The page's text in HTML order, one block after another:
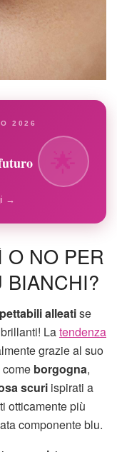
2026
→
O NO PER
BIANCHI?
alleatise
Latendenza
grazie al suo
borgogna,
scuri ispirati a
otticamente più
componente blu.